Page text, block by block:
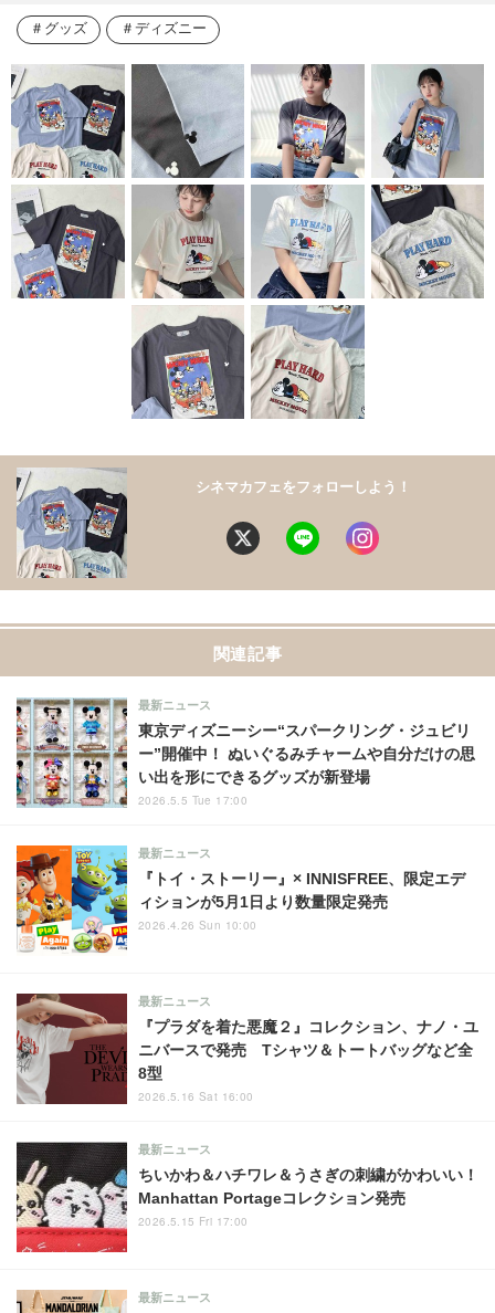
グッズ ディズニー
シネマカフェをフォローしよう！
関連記事
東京ディズニーシー“スパークリング・ジュビリ
ー”開催中！ ぬいぐるみチャームや自分だけの思
い出を形にできるグッズが新登場
最新ニュース
2026.5.5 Tue 17:00
『トイ・ストーリー』× INNISFREE、限定エデ
ィションが5月1日より数量限定発売
最新ニュース
2026.4.26 Sun 10:00
『プラダを着た悪魔２』コレクション、ナノ・ユ
ニバースで発売 Tシャツ＆トートバッグなど全
8型
最新ニュース
2026.5.16 Sat 16:00
ちいかわ＆ハチワレ＆うさぎの刺繍がかわいい！
Manhattan Portageコレクション発売
最新ニュース
2026.5.15 Fri 17:00
最新ニュース